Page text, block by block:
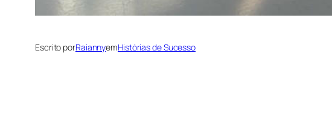
Escrito porRaiannyemHistórias de Sucesso